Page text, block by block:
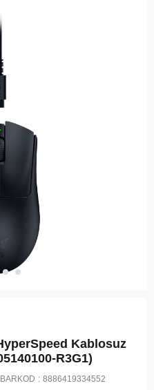
Kablosuz
R3G1)
BARKOD : 8886419334552